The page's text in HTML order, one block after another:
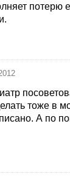
потерю
тоже в
А по